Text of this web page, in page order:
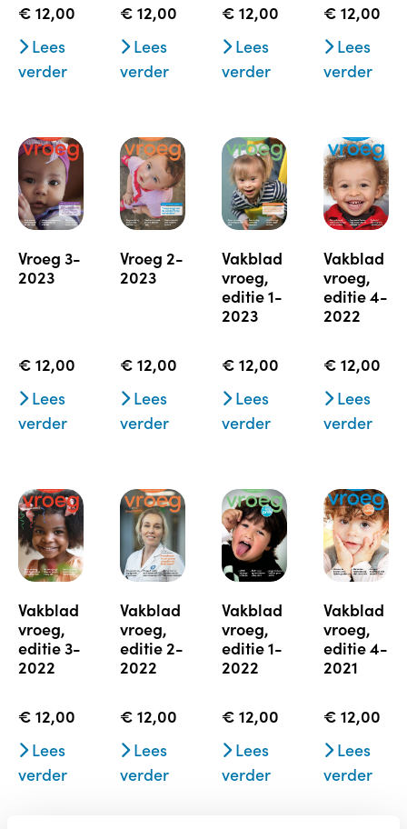
€ 12,00
Lees
verder
€ 12,00
Lees
verder
€ 12,00
Lees
verder
€ 12,00
Lees
verder
vroeg 3-
2023
€ 12,00
Lees
verder
vroeg 2-
2023
€ 12,00
Lees
verder
vakblad
vroeg,
editie 1-
2023
€ 12,00
Lees
verder
vakblad
vroeg,
editie 4-
2022
€ 12,00
Lees
verder
vakblad
vroeg,
editie 3-
2022
€ 12,00
Lees
verder
vakblad
vroeg,
editie 2-
2022
€ 12,00
Lees
verder
vakblad
vroeg,
editie 1-
2022
€ 12,00
Lees
verder
vakblad
vroeg,
editie 4-
2021
€ 12,00
Lees
verder